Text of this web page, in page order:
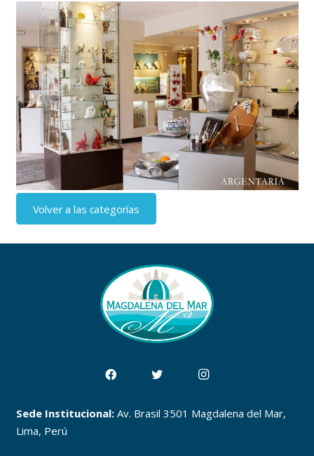
Volver a las categorías
Sede Institucional:Av. Brasil 3501 Magdalena del Mar,
Lima, Perú